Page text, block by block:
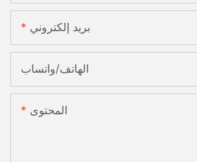
بريد إلكتروني
الهاتف/واتساب
المحتوى